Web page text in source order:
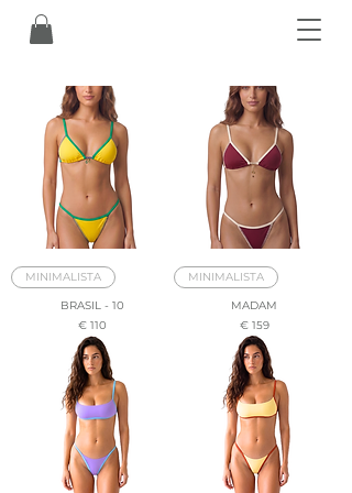
MINIMALISTA
BRASIL - 10
Prezzo
€ 110
MINIMALISTA
MADAM
Prezzo
€ 159